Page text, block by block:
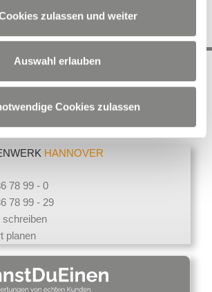
zulassen und weiter
Auswahl erlauben
Cookies zulassen
Cookie-Verwaltung
Cookie-Verwaltung
Impressum Anfahrt
HANNOVER
78 99 - 0
78 99 - 29
schreiben
planen